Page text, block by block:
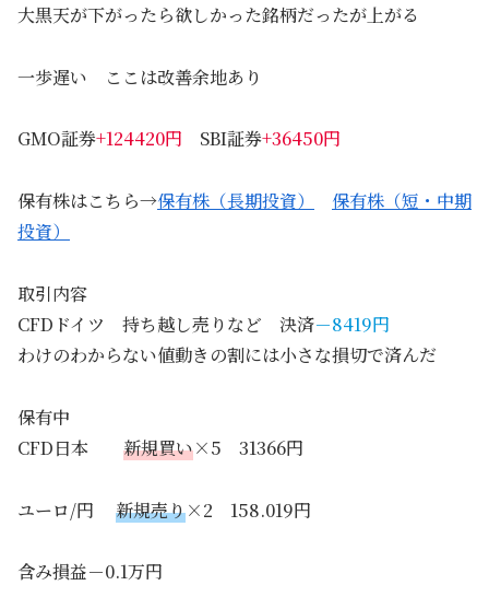
大黒天が下がったら欲しかった銘柄だったが上がる
一歩遅い ここは改善余地あり
GMO証券+124420円 SBI証券+36450円
保有株はこちら→保有株（長期投資）
保有株（短・中期
投資）
取引内容
CFDドイツ 持ち越し売りなど 決済－8419円
わけのわからない値動きの割には小さな損切で済んだ
保有中
CFD日本 新規買い×5 31366円
ユーロ/円 新規売り×2 158.019円
含み損益－0.1万円